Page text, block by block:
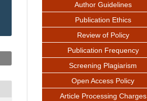
Author Guidelines
Publication Ethics
Review of Policy
Publication Frequency
Screening Plagiarism
Open Access Policy
Article Processing Charges